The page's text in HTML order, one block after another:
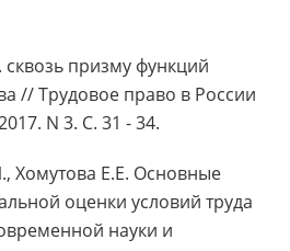
призму функций
// Трудовое право в России
N 3. С. 31 - 34.
Хомутова Е.Е. Основные
оценки условий труда
науки и